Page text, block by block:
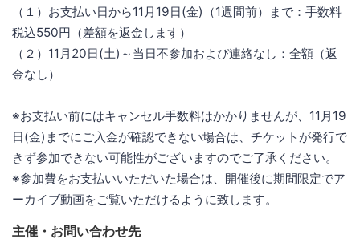
（１）お支払い日から11月19日(金)（1週間前）まで：手数料
税込550円（差額を返金します）
（２）11月20日(土)～当日不参加および連絡なし：全額（返
金なし）
※お支払い前にはキャンセル手数料はかかりませんが、11月19
日(金)までにご入金が確認できない場合は、チケットが発行で
きず参加できない可能性がございますのでご了承ください。
※参加費をお支払いいただいた場合は、開催後に期間限定でア
ーカイブ動画をご覧いただけるように致します。
主催・お問い合わせ先